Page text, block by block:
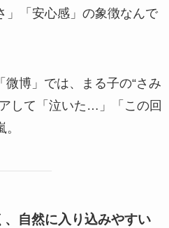
」「安心感」の象徴なんで
博」では、まる子の“さみ
して「泣いた…」「この回
自然に入り込みやすい